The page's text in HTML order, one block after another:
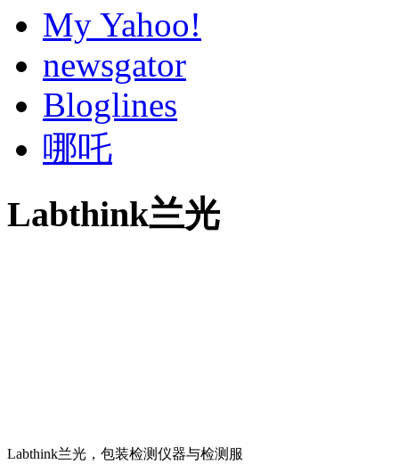
My Yahoo!
newsgator
Bloglines
哪吒
Labthink兰光
Labthink兰光，包装检测仪器与检测服